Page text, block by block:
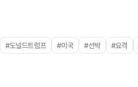
#도널드트럼프 #미국 #선박 #요격